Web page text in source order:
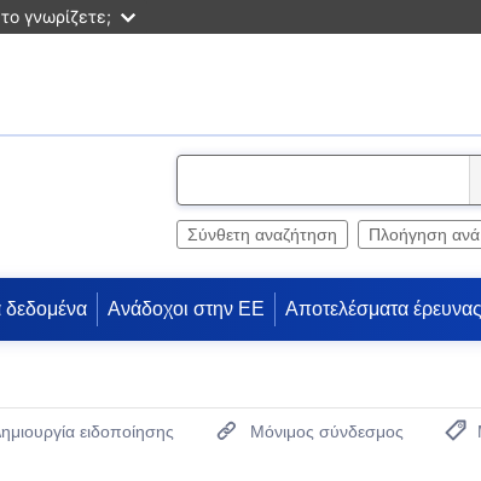
γνωρίζετε;
e
Σύνθετη αναζήτηση Πλοήγηση
Ανάδοχοι στην ΕΕ Αποτελέσματα
ειδοποίησης Μόνιμος σύνδεσμος